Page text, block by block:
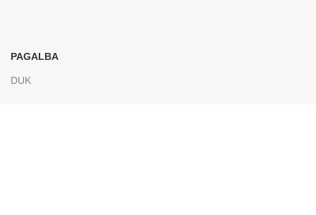
PAGALBA
DUK